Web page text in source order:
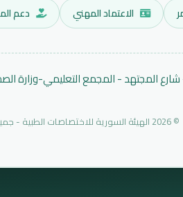
الاعتماد المهني دعم
المجتهد - المجمع التعليمي-وزارة
© 2026 الهيئة السورية للاختصاصات الطبية - جميع الحقوق محفوظة